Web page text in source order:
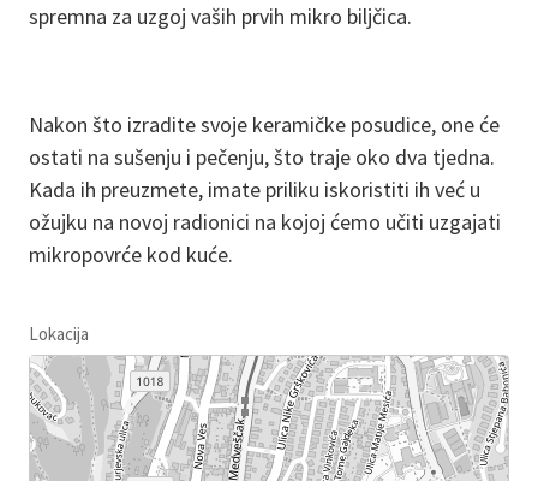
spremna za uzgoj vaših prvih mikro biljčica.
Nakon što izradite svoje keramičke posudice, one će
ostati na sušenju i pečenju, što traje oko dva tjedna.
Kada ih preuzmete, imate priliku iskoristiti ih već u
ožujku na novoj radionici na kojoj ćemo učiti uzgajati
mikropovrće kod kuće.
Lokacija